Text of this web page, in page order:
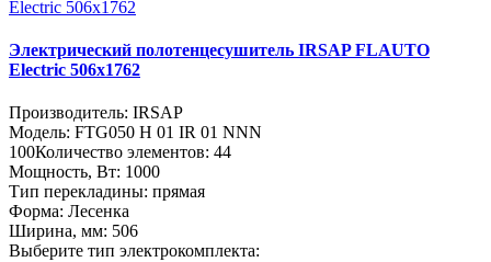
Электрический полотенцесушитель IRSAP FLAUTO
Electric 506х1762
Производитель: IRSAP
Модель: FTG050 H 01 IR 01 NNN
100Количество элементов: 44
Мощность, Вт: 1000
Тип перекладины: прямая
Форма: Лесенка
Ширина, мм: 506
Выберите тип электрокомплекта: